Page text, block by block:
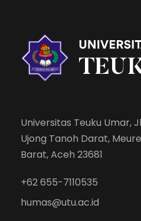
Universitas Teuku Umar,
Ujong Tanoh Darat,
Barat, Aceh 23681
+62 655-7110535
humas@utu.ac.id